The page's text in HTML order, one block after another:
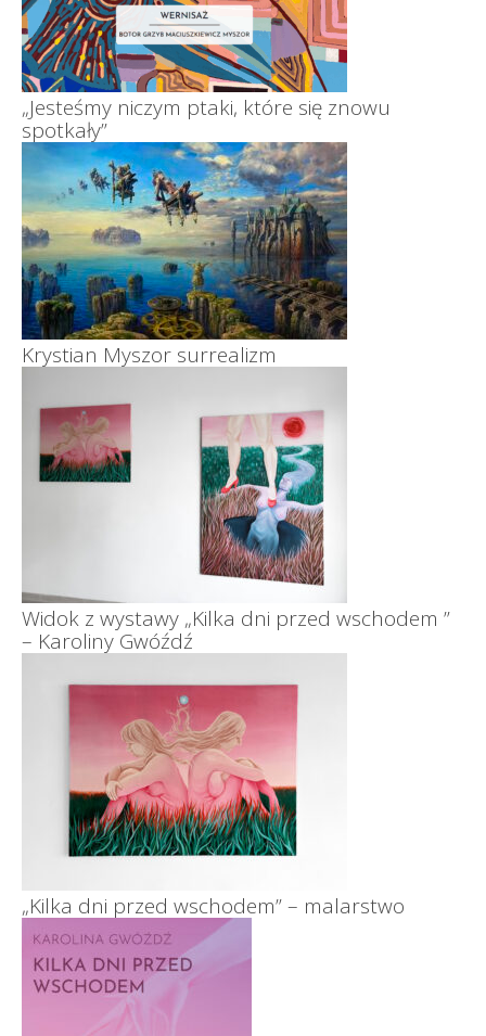
„Jesteśmy niczym ptaki, które się znowu
spotkały”
Krystian Myszor surrealizm
Widok z wystawy „Kilka dni przed wschodem ”
– Karoliny Gwóźdź
„Kilka dni przed wschodem” – malarstwo